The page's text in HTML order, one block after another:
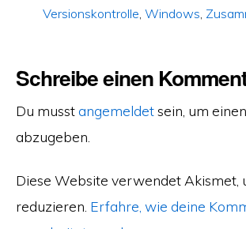
Versionskontrolle Windows
Schreibe einen
Du musstangemeldetsein, um
abzugeben.
Diese Website verwendet Akismet,
reduzieren. Erfahre, wie deine